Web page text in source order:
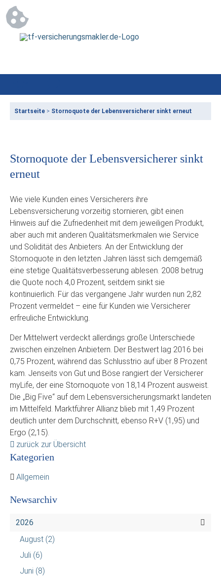
Startseite > Stornoquote der Lebensversicherer sinkt erneut
Stornoquote der Lebensversicherer sinkt
erneut
Wie viele Kunden eines Versicherers ihre
Lebensversicherung vorzeitig stornieren, gibt einen
Hinweis auf die Zufriedenheit mit dem jeweiligen Produkt,
aber auch mit anderen Qualitätsmerkmalen wie Service
und Solidität des Anbieters. An der Entwicklung der
Stornoquote in den letzten Jahren lässt sich demgemäß
eine stetige Qualitätsverbesserung ablesen. 2008 betrug
die Quote noch 4,0 Prozent, seitdem sinkt sie
kontinuierlich. Für das vergangene Jahr wurden nun 2,82
Prozent vermeldet – eine für Kunden wie Versicherer
erfreuliche Entwicklung.
Der Mittelwert verdeckt allerdings große Unterschiede
zwischen einzelnen Anbietern. Der Bestwert lag 2016 bei
0,75 Prozent, während das Schlusstrio auf über 8 Prozent
kam. Jenseits von Gut und Böse rangiert der Versicherer
myLife, der eine Stornoquote von 18,14 Prozent ausweist.
Die „Big Five“ auf dem Lebensversicherungsmarkt landeten
im Mittelfeld. Marktführer Allianz blieb mit 1,49 Prozent
deutlich unter dem Durchschnitt, ebenso R+V (1,95) und
Ergo (2,15).
zurück zur Übersicht
Kategorien
Allgemein
Newsarchiv
2026
August (2)
Juli (6)
Juni (8)